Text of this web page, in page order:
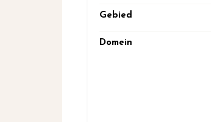
Gebied
Domein